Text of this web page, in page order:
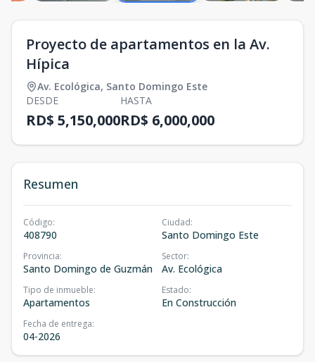
Proyecto de apartamentos en la Av.
Hípica
Av. Ecológica, Santo Domingo Este
DESDE
RD$ 5,150,000
HASTA
RD$ 6,000,000
Resumen
Código:
408790
Ciudad:
Santo Domingo Este
Provincia:
Santo Domingo de Guzmán
Sector:
Av. Ecológica
Tipo de inmueble:
Apartamentos
Estado:
En Construcción
Fecha de entrega:
04-2026